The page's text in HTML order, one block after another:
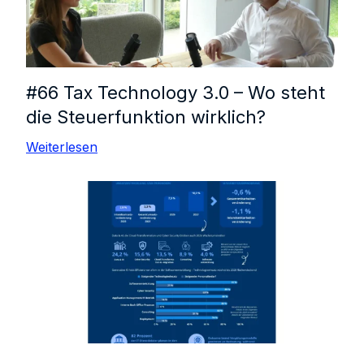
#66 Tax Technology 3.0 – Wo steht
die Steuerfunktion wirklich?
Weiterlesen